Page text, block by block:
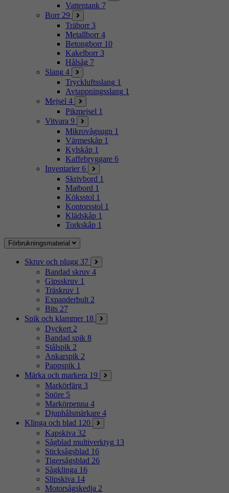
Vattentank 7
Borr 29
Träborr 3
Metallborr 4
Betongborr 10
Kakelborr 3
Hålsåg 7
Slang 4
Tryckluftsslang 1
Avtappningsslang 1
Mejsel 4
Pikmejsel 1
Vitvara 9
Mikrovågsugn 1
Värmeskåp 1
Kylskåp 1
Kaffebryggare 6
Inventarier 6
Skrivbord 1
Matbord 1
Köksstol 1
Kontorsstol 1
Klädskåp 1
Torkskåp 1
Förbrukningsmaterial
Skruv och plugg 37
Bandad skruv 4
Gipsskruv 1
Träskruv 1
Expanderbult 2
Bits 27
Spik och klammer 18
Dyckert 2
Bandad spik 8
Stålspik 2
Ankarspik 2
Pappspik 1
Märka och markera 19
Markörfärg 3
Snöre 5
Markörpenna 4
Djuphålsmärkare 4
Klinga och blad 120
Kapskiva 32
Sågblad multiverktyg 13
Sticksågsblad 16
Tigersågsblad 26
Sågklinga 16
Slipskiva 14
Motorsågskedja 2